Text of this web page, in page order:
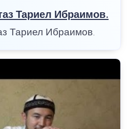
Тариел Ибраимов.
Тариел Ибраимов.